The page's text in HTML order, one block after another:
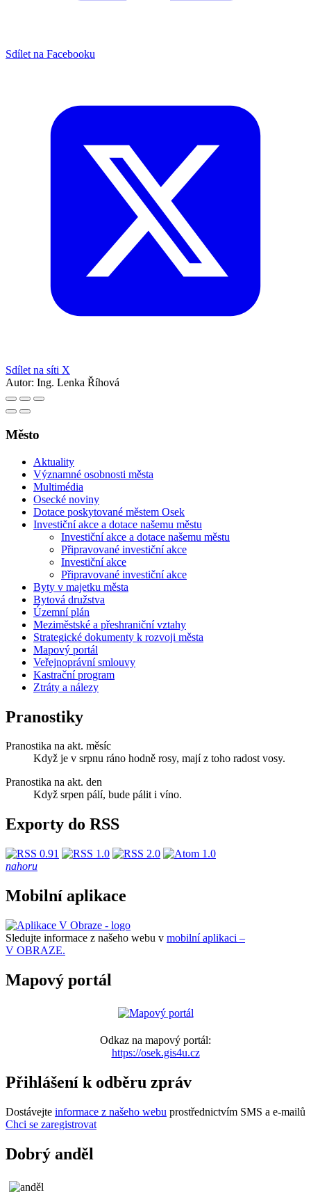
Sdílet na Facebooku
Sdílet na síti X
Autor: Ing. Lenka Říhová
Město
Aktuality
Významné osobnosti města
Multimédia
Osecké noviny
Dotace poskytované městem Osek
Investiční akce a dotace našemu městu
Investiční akce a dotace našemu městu
Připravované investiční akce
Investiční akce
Připravované investiční akce
Byty v majetku města
Bytová družstva
Územní plán
Meziměstské a přeshraniční vztahy
Strategické dokumenty k rozvoji města
Mapový portál
Veřejnoprávní smlouvy
Kastrační program
Ztráty a nálezy
Pranostiky
Pranostika na akt. měsíc
Když je v srpnu ráno hodně rosy, mají z toho radost vosy.
Pranostika na akt. den
Když srpen pálí, bude pálit i víno.
Exporty do RSS
nahoru
Mobilní aplikace
Sledujte informace z našeho webu v mobilní aplikaci –
V OBRAZE.
Mapový portál
Odkaz na mapový portál:
https://osek.gis4u.cz
Přihlášení k odběru zpráv
Dostávejte informace z našeho webu prostřednictvím SMS a e-mailů
Chci se zaregistrovat
Dobrý anděl